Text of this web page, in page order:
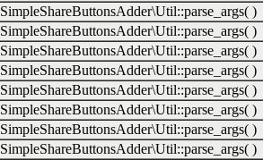
SimpleShareButtonsAdder\Util::parse_args( )
SimpleShareButtonsAdder\Util::parse_args( )
SimpleShareButtonsAdder\Util::parse_args( )
SimpleShareButtonsAdder\Util::parse_args( )
SimpleShareButtonsAdder\Util::parse_args( )
SimpleShareButtonsAdder\Util::parse_args( )
SimpleShareButtonsAdder\Util::parse_args( )
SimpleShareButtonsAdder\Util::parse_args( )